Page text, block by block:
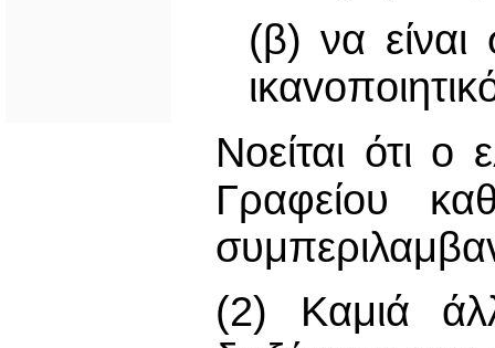
(β) να είναι
Νοείται ότι o
Γραφείου
(2) Καμιά